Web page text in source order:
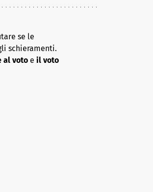
se le
schieramenti.
al voto e il voto